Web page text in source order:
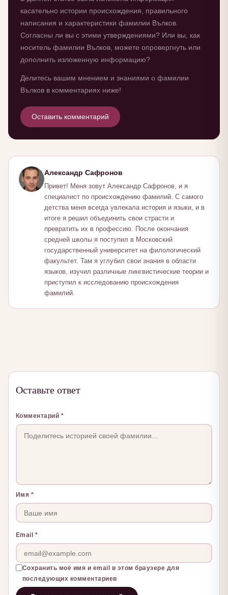
касательно истории происхождения, правильного
написания и характеристики фамилии Вълков.
Согласны ли вы с этими утверждениями? Или вы, как
носитель фамилии Вълков, можете опровергнуть или
дополнить изложенную информацию?
Делитесь вашим мнением и знаниями о фамилии
Вълков в комментариях ниже!
Оставить комментарий
Александр Сафронов
Привет! Меня зовут Александр Сафронов, и я
специалист по происхождению фамилий. С самого
детства меня всегда увлекала история и языки, и в
итоге я решил объединить свои страсти и
превратить их в профессию. После окончания
средней школы я поступил в Московский
государственный университет на филологический
факультет. Там я углубил свои знания в области
языков, изучил различные лингвистические теории и
приступил к исследованию происхождения
фамилий.
Оставьте ответ
Комментарий *
Имя *
Email *
Сохранить моё имя и email в этом браузере для
последующих комментариев